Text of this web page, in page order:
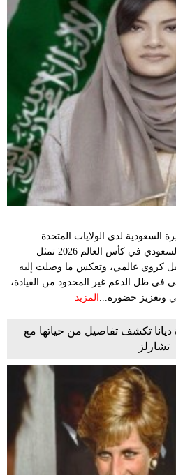
السعودية لدى الولايات المتحدة
الأميركية أن مشاركة المنتخب السعودي في كأس العالم 2026 تمثل
كروي عالمي، وتعكس ما وصلت إليه
في ظل الدعم غير المحدود من القيادة،
وتعزيز حضوره... المزيد
ديانا تكشف تفاصيل من حياتها مع
تشارلز